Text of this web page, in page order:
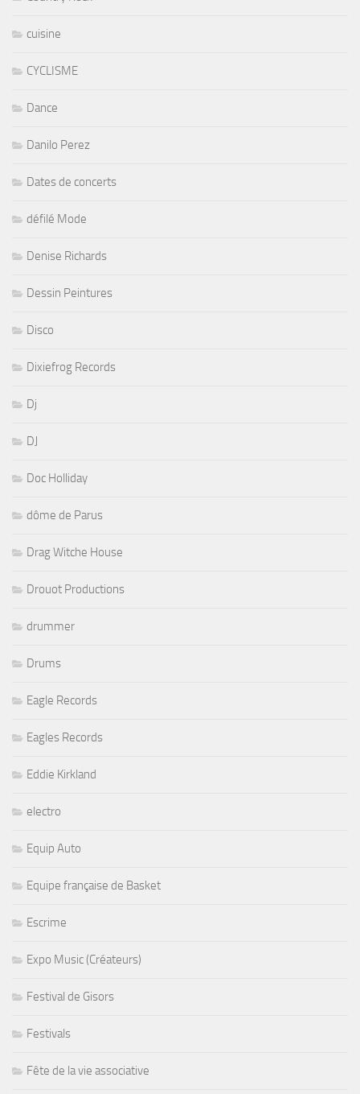
cuisine
CYCLISME
Dance
Danilo Perez
Dates de concerts
défilé Mode
Denise Richards
Dessin Peintures
Disco
Dixiefrog Records
Dj
DJ
Doc Holliday
dôme de Parus
Drag Witche House
Drouot Productions
drummer
Drums
Eagle Records
Eagles Records
Eddie Kirkland
electro
Equip Auto
Equipe française de Basket
Escrime
Expo Music (Créateurs)
Festival de Gisors
Festivals
Fête de la vie associative